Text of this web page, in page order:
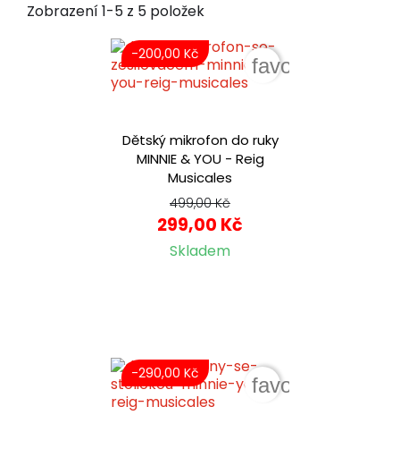
Zobrazení 1-5 z 5 položek
Dětský mikrofon do ruky
MINNIE & YOU - Reig
Musicales
499,00 Kč
299,00 Kč
Skladem
-200,00 Kč
favorite_border
-290,00 Kč
favorite_border